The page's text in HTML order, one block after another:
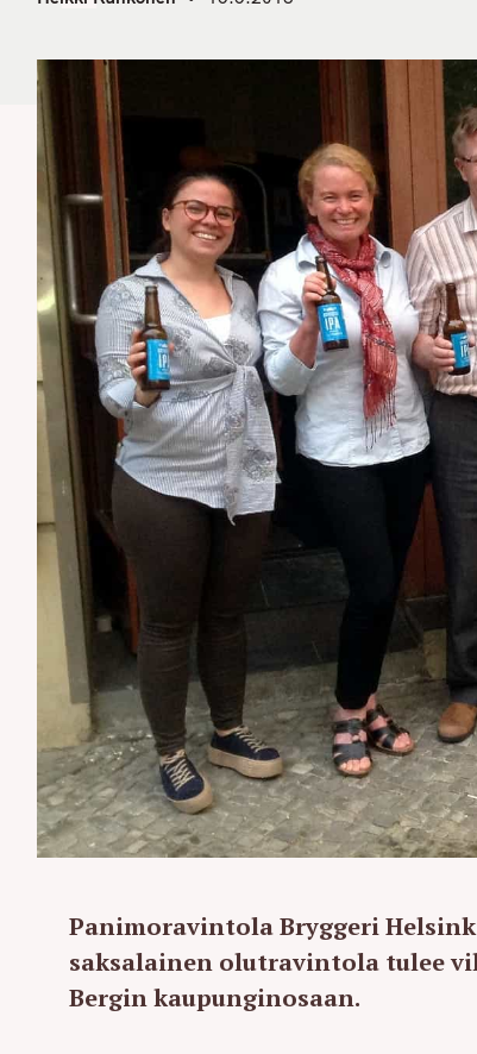
Panimoravintola Bryggeri
saksalainen olutravintola tulee
Bergin kaupunginosaan.